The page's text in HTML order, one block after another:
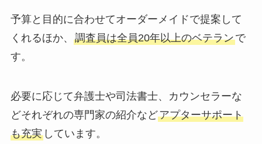
予算と目的に合わせてオーダーメイドで提案して
くれるほか、 調査員は全員20年以上のベテランで
す。
必要に応じて弁護士や司法書士、カウンセラーな
どそれぞれの専門家の紹介などアプターサポート
も充実しています。